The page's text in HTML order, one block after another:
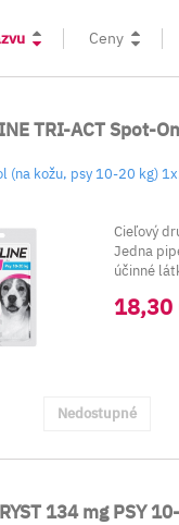
Ceny
TRI-ACT Spot-
(na kožu, psy 10-20 kg)
Cieľový
Jedna
účinné
18,30
Nedostupné
134 mg PSY